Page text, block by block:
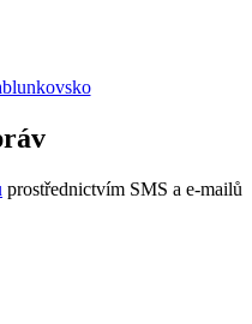
prostřednictvím SMS a e-mailů